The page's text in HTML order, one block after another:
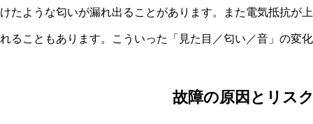
けたような匂いが漏れ出ることがあります。また電気抵抗が
れることもあります。こういった「見た目／匂い／音」の変
故障の原因とリス